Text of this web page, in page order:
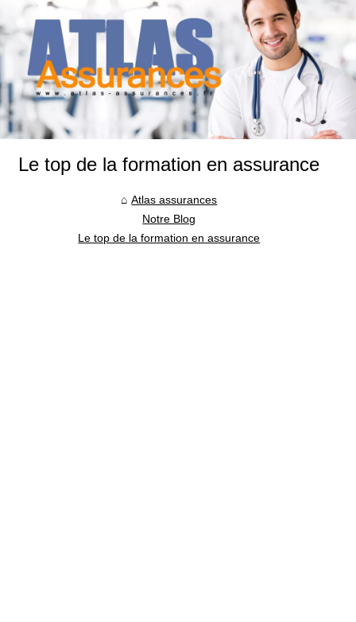
Le top de la formation en assurance
Atlas assurances
Notre Blog
Le top de la formation en assurance